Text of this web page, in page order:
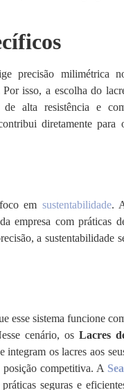
precisão milimétrica
isso, a escolha do
de alta resistência e
diretamente para
em sustentabilidade.
empresa com práticas
a sustentabilidade
esse sistema funcione
cenário, os Lacres
integram os lacres aos
posição competitiva. A
seguras e